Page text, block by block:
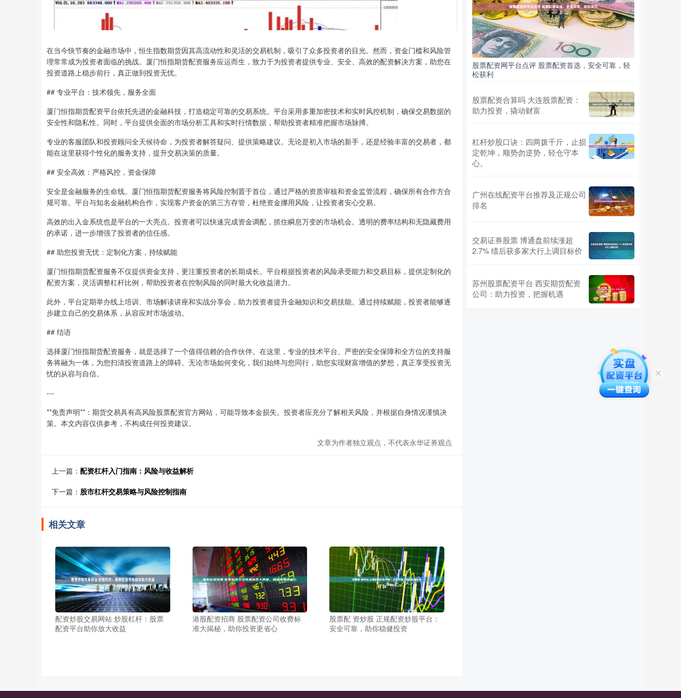
在当今快节奏的金融市场中，恒生指数期货因其高流动性和灵活的交易机制，吸引了众多投资者的目光。然而，资金门槛和风险管
理常常成为投资者面临的挑战。厦门恒指期货配资服务应运而生，致力于为投资者提供专业、安全、高效的配资解决方案，助您在
投资道路上稳步前行，真正做到投资无忧。
## 专业平台：技术领先，服务全面
厦门恒指期货配资平台依托先进的金融科技，打造稳定可靠的交易系统。平台采用多重加密技术和实时风控机制，确保交易数据的
安全性和隐私性。同时，平台提供全面的市场分析工具和实时行情数据，帮助投资者精准把握市场脉搏。
专业的客服团队和投资顾问全天候待命，为投资者解答疑问、提供策略建议。无论是初入市场的新手，还是经验丰富的交易者，都
能在这里获得个性化的服务支持，提升交易决策的质量。
## 安全高效：严格风控，资金保障
安全是金融服务的生命线。厦门恒指期货配资服务将风险控制置于首位，通过严格的资质审核和资金监管流程，确保所有合作方合
规可靠。平台与知名金融机构合作，实现客户资金的第三方存管，杜绝资金挪用风险，让投资者安心交易。
高效的出入金系统也是平台的一大亮点。投资者可以快速完成资金调配，抓住瞬息万变的市场机会。透明的费率结构和无隐藏费用
的承诺，进一步增强了投资者的信任感。
## 助您投资无忧：定制化方案，持续赋能
厦门恒指期货配资服务不仅提供资金支持，更注重投资者的长期成长。平台根据投资者的风险承受能力和交易目标，提供定制化的
配资方案，灵活调整杠杆比例，帮助投资者在控制风险的同时最大化收益潜力。
此外，平台定期举办线上培训、市场解读讲座和实战分享会，助力投资者提升金融知识和交易技能。通过持续赋能，投资者能够逐
步建立自己的交易体系，从容应对市场波动。
## 结语
选择厦门恒指期货配资服务，就是选择了一个值得信赖的合作伙伴。在这里，专业的技术平台、严密的安全保障和全方位的支持服
务将融为一体，为您扫清投资道路上的障碍。无论市场如何变化，我们始终与您同行，助您实现财富增值的梦想，真正享受投资无
忧的从容与自信。
---
**免责声明**：期货交易具有高风险股票配资官方网站，可能导致本金损失。投资者应充分了解相关风险，并根据自身情况谨慎决
策。本文内容仅供参考，不构成任何投资建议。
文章为作者独立观点，不代表永华证券观点
上一篇： 配资杠杆入门指南：风险与收益解析
下一篇： 股市杠杆交易策略与风险控制指南
相关文章
配资炒股交易网站 炒股杠杆：股票
配资平台助你放大收益
港股配资招商 股票配资公司收费标
准大揭秘，助你投资更省心
股票配 资炒股 正规配资炒股平台：
安全可靠，助你稳健投资
股票配资网平台点评 股票配资首选，安全可靠，轻
松获利
股票配资合算吗 大连股票配资：
助力投资，撬动财富
杠杆炒股口诀：四两拨千斤，止损
定乾坤，顺势勿逆势，轻仓守本
心。
广州在线配资平台推荐及正规公司
排名
交易证券股票 博通盘前续涨超
2.7% 绩后获多家大行上调目标价
苏州股票配资平台 西安期货配资
公司：助力投资，把握机遇